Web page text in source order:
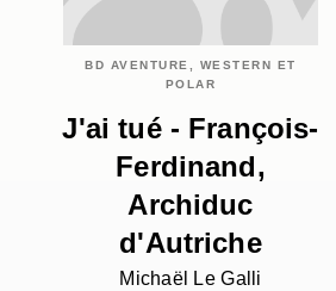
BD AVENTURE, WESTERN ET
POLAR
J'ai tué - François-
Ferdinand,
Archiduc
d'Autriche
Michaël Le Galli